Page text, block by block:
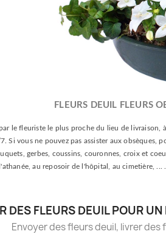
FLEURS DEUIL FLEURS
le fleuriste le plus proche du lieu de
Si vous ne pouvez pas assister aux obsèques,
gerbes, coussins, couronnes, croix et
au reposoir de l'hôpital, au cimetière,
DES FLEURS DEUIL POUR
Envoyer des fleurs deuil, livrer